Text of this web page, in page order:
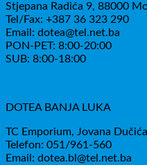
je:
119,00KM.
Stjepana Radića 9, 88000
Tel/Fax: +387 36 323 290
Email: dotea@tel.net.ba
PON-PET: 8:00-20:00
SUB: 8:00-18:00
DOTEA BANJA LUKA
TC Emporium, Jovana
Telefon: 051/961-560
Email: dotea.bl@tel.net.ba